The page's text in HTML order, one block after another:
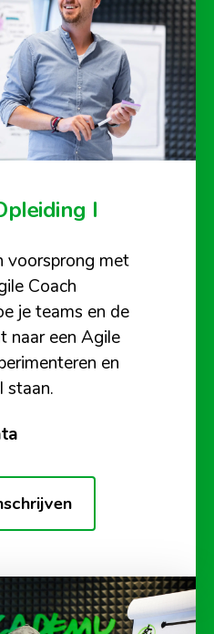
I
voorsprong met
Coach
je teams en de
naar een Agile
en
staan.